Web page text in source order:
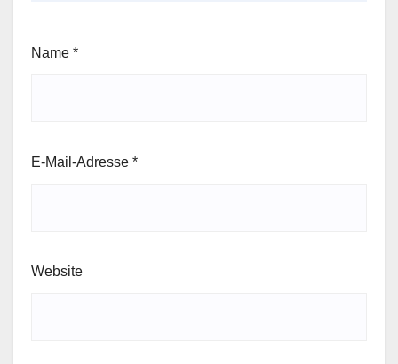
Name *
E-Mail-Adresse *
Website